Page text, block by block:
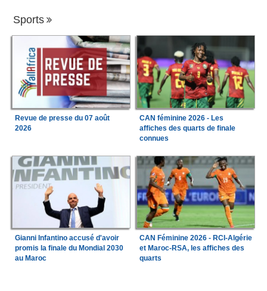
Sports
Revue de presse du 07 août
2026
CAN féminine 2026 - Les
affiches des quarts de finale
connues
Gianni Infantino accusé d'avoir
promis la finale du Mondial 2030
au Maroc
CAN Féminine 2026 - RCI-Algérie
et Maroc-RSA, les affiches des
quarts